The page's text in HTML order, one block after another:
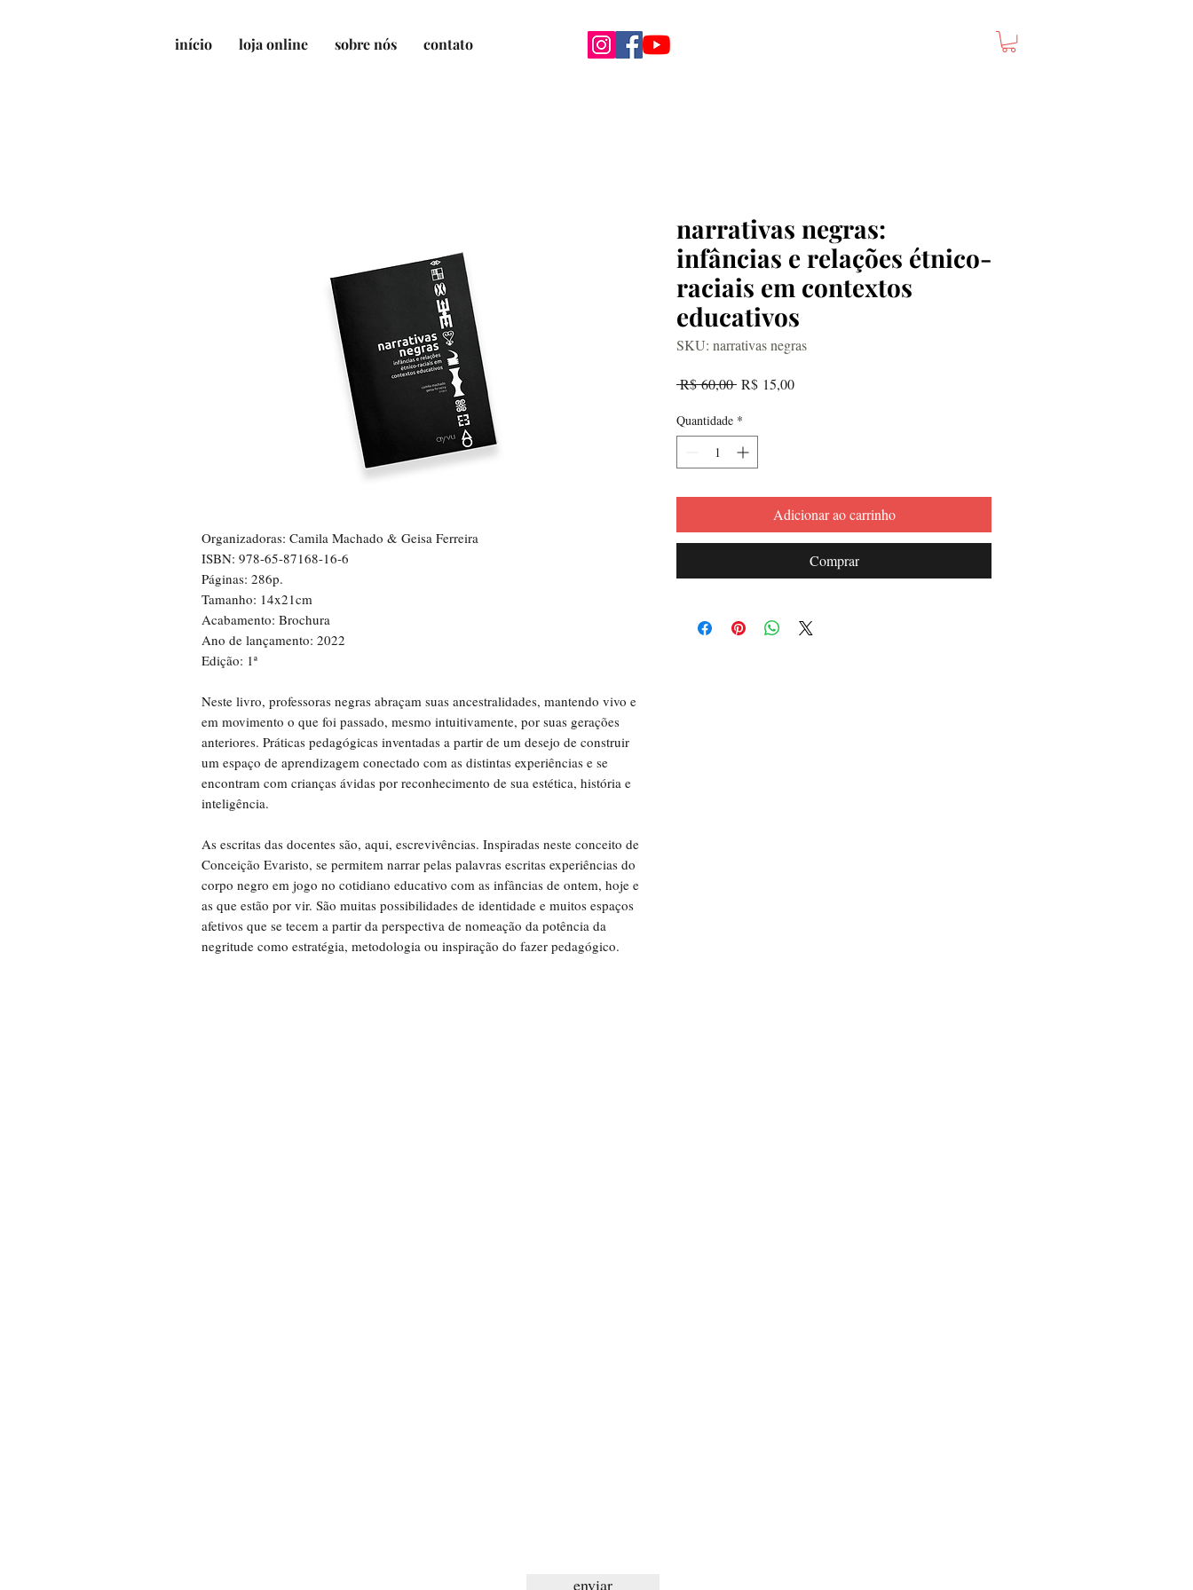
início loja online sobre nós contato
Organizadoras: Camila Machado & Geisa Ferreira
ISBN: 978-65-87168-16-6
Páginas: 286p.
Tamanho: 14x21cm
Acabamento: Brochura
Ano de lançamento: 2022
Edição: 1ª
Neste livro, professoras negras abraçam suas ancestralidades, mantendo vivo e
em movimento o que foi passado, mesmo intuitivamente, por suas gerações
anteriores. Práticas pedagógicas inventadas a partir de um desejo de construir
um espaço de aprendizagem conectado com as distintas experiências e se
encontram com crianças ávidas por reconhecimento de sua estética, história e
inteligência.
As escritas das docentes são, aqui, escrevivências. Inspiradas neste conceito de
Conceição Evaristo, se permitem narrar pelas palavras escritas experiências do
corpo negro em jogo no cotidiano educativo com as infâncias de ontem, hoje e
as que estão por vir. São muitas possibilidades de identidade e muitos espaços
afetivos que se tecem a partir da perspectiva de nomeação da potência da
negritude como estratégia, metodologia ou inspiração do fazer pedagógico.
narrativas negras:
infâncias e relações étnico-
raciais em contextos
educativos
SKU: narrativas negras
R$ 60,00 Preço
R$ 15,00Preço
Quantidade *
Adicionar ao carrinho
Comprar
enviar